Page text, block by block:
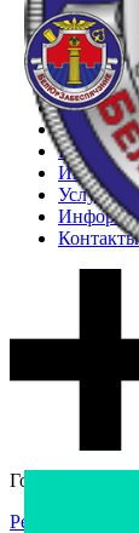
Главная
Реестр
Реестр
Частное
Услуги
Контакты
Гостевой доступ
Регистрация